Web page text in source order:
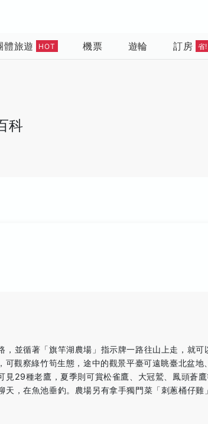
體旅遊 HOT 機票 遊輪 訂房 省!
科
，並循著「旗竿湖農場」指示牌一路往山上走，就
可觀察綠竹筍生態，途中的觀景平臺可遠眺臺北盆地
見29種老鷹，夏季則可賞松雀鷹、大冠鷲、鳳頭蒼
天，在魚池垂釣。農場另有拿手獨門菜「刺蔥桶仔雞